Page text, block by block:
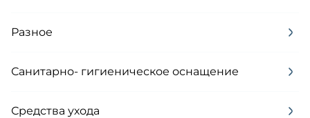
Разное
Санитарно- гигиеническое оснащение
Средства ухода